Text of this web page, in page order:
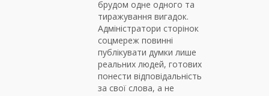
брудом одне одного та
тиражування вигадок.
Адміністратори сторінок
соцмереж повинні
публікувати думки лише
реальних людей, готових
понести відповідальність
за свої слова, а не